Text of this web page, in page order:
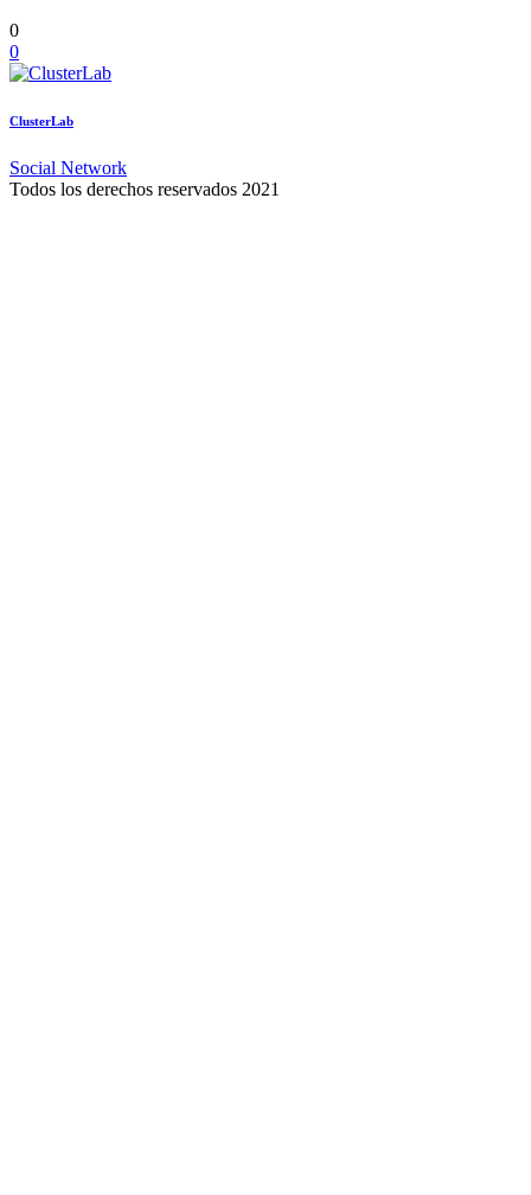
0
0
ClusterLab
Social Network
Todos los derechos reservados 2021